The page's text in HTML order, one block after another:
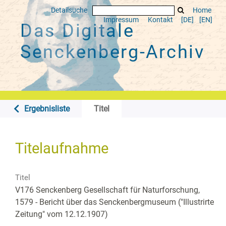
Detailsuche
Home
Impressum
Kontakt [DE] [EN]
Das Digitale
Senckenberg-Archiv
Ergebnisliste Titel
Titelaufnahme
Titel
V176 Senckenberg Gesellschaft für Naturforschung,
1579 - Bericht über das Senckenbergmuseum ("Illustrirte
Zeitung" vom 12.12.1907)